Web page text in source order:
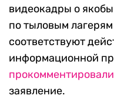
видеокадры о
по тыловым
соответствуют
информационной
прокомментировали
заявление.